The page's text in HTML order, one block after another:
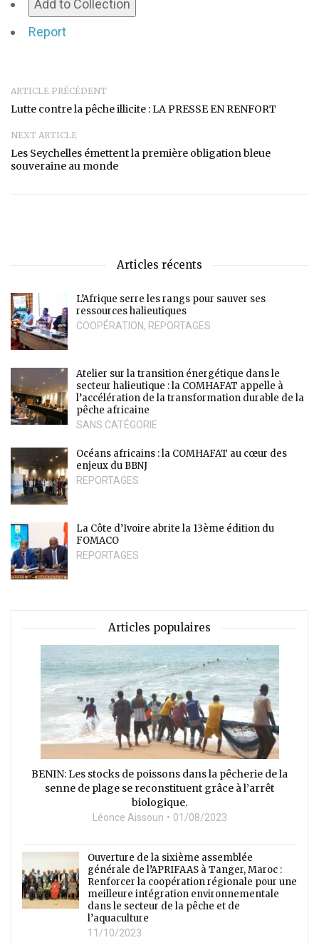
Add to Collection
Report
ARTICLE PRÉCÉDENT
Lutte contre la pêche illicite : LA PRESSE EN RENFORT
NEXT ARTICLE
Les Seychelles émettent la première obligation bleue
souveraine au monde
Articles récents
L’Afrique serre les rangs pour sauver ses
ressources halieutiques
COOPÉRATION, REPORTAGES
Atelier sur la transition énergétique dans le
secteur halieutique : la COMHAFAT appelle à
l’accélération de la transformation durable de la
pêche africaine
SANS CATÉGORIE
Océans africains : la COMHAFAT au cœur des
enjeux du BBNJ
REPORTAGES
La Côte d’Ivoire abrite la 13ème édition du
FOMACO
REPORTAGES
Articles populaires
BENIN: Les stocks de poissons dans la pêcherie de la
senne de plage se reconstituent grâce à l’arrêt
biologique.
Léonce Aissoun 01/08/2023
Ouverture de la sixième assemblée
générale de l’APRIFAAS à Tanger, Maroc :
Renforcer la coopération régionale pour une
meilleure intégration environnementale
dans le secteur de la pêche et de
l’aquaculture
11/10/2023